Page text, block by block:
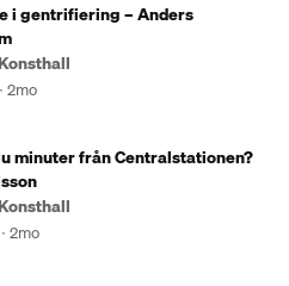
i gentrifiering – Anders
2mo
minuter från Centralstationen?
2mo